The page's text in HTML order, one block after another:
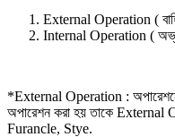
External Operation (
Internal Operation (
*External Operation :
অপারেশন করা হয় তাকে
Furancle, Stye.